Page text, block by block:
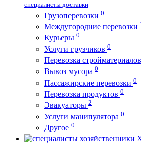
специалисты доставки
Грузоперевозки 0
Междугородние перевозки
Курьеры 0
Услуги грузчиков 0
Перевозка стройматериалов
Вывоз мусора 0
Пассажирские перевозки 0
Перевозка продуктов 0
Эвакуаторы 2
Услуги манипулятора 0
Другое 0